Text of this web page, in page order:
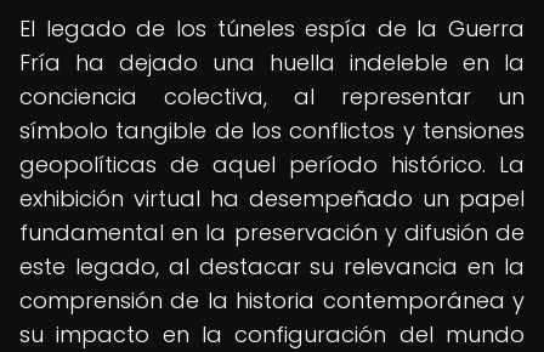
El legado de los túneles espía de la Guerra
Fría ha dejado una huella indeleble en la
conciencia colectiva, al representar un
símbolo tangible de los conflictos y tensiones
geopolíticas de aquel período histórico. La
exhibición virtual ha desempeñado un papel
fundamental en la preservación y difusión de
este legado, al destacar su relevancia en la
comprensión de la historia contemporánea y
su impacto en la configuración del mundo